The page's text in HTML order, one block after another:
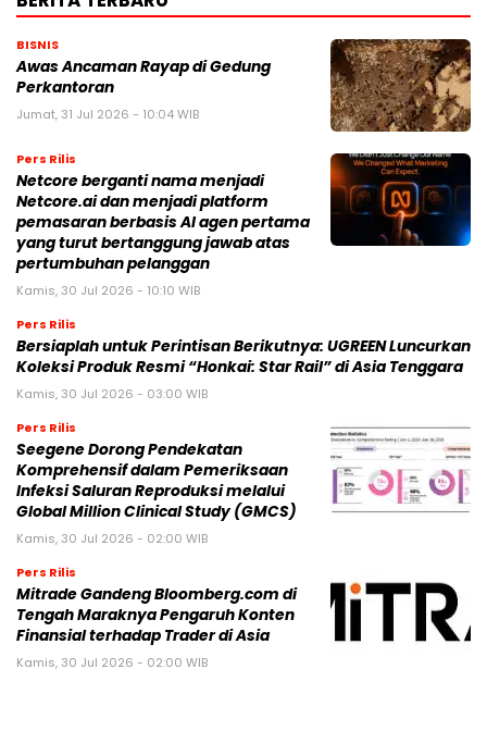
BISNIS
Awas Ancaman Rayap di Gedung
Perkantoran
Jumat, 31 Jul 2026 - 10:04 WIB
Pers Rilis
Netcore berganti nama menjadi
Netcore.ai dan menjadi platform
pemasaran berbasis AI agen pertama
yang turut bertanggung jawab atas
pertumbuhan pelanggan
Kamis, 30 Jul 2026 - 10:10 WIB
Pers Rilis
Bersiaplah untuk Perintisan Berikutnya: UGREEN Luncurkan
Koleksi Produk Resmi “Honkai: Star Rail” di Asia Tenggara
Kamis, 30 Jul 2026 - 03:00 WIB
Pers Rilis
Seegene Dorong Pendekatan
Komprehensif dalam Pemeriksaan
Infeksi Saluran Reproduksi melalui
Global Million Clinical Study (GMCS)
Kamis, 30 Jul 2026 - 02:00 WIB
Pers Rilis
Mitrade Gandeng Bloomberg.com di
Tengah Maraknya Pengaruh Konten
Finansial terhadap Trader di Asia
Kamis, 30 Jul 2026 - 02:00 WIB